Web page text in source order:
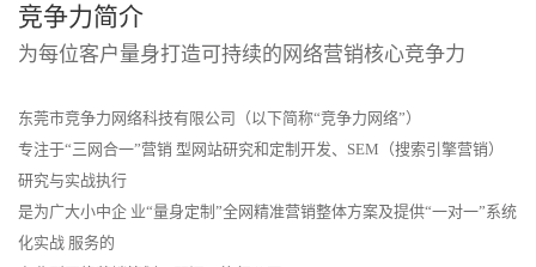
竞争力简介
为每位客户量身打造可持续的网络营销核心竞争力
东莞市竞争力网络科技有限公司（以下简称“竞争力网络”）
专注于“三网合一”营销 型网站研究和定制开发、SEM（搜索引擎营销）
研究与实战执行
是为广大小中企 业“量身定制”全网精准营销整体方案及提供“一对一”系统
化实战 服务的